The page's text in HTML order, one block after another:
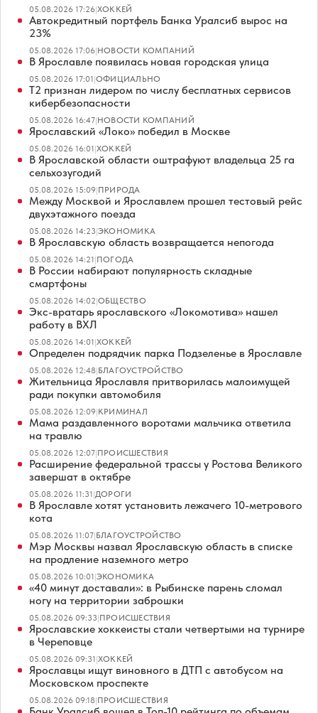
05.08.2026 17:26|ХОККЕЙ
Автокредитный портфель Банка Уралсиб вырос на
23%
05.08.2026 17:06|НОВОСТИ КОМПАНИЙ
В Ярославле появилась новая городская улица
05.08.2026 17:01|ОФИЦИАЛЬНО
Т2 признан лидером по числу бесплатных сервисов
кибербезопасности
05.08.2026 16:47|НОВОСТИ КОМПАНИЙ
Ярославский «Локо» победил в Москве
05.08.2026 16:01|ХОККЕЙ
В Ярославской области оштрафуют владельца 25 га
сельхозугодий
05.08.2026 15:09|ПРИРОДА
Между Москвой и Ярославлем прошел тестовый рейс
двухэтажного поезда
05.08.2026 14:23|ЭКОНОМИКА
В Ярославскую область возвращается непогода
05.08.2026 14:21|ПОГОДА
В России набирают популярность складные
смартфоны
05.08.2026 14:02|ОБЩЕСТВО
Экс-вратарь ярославского «Локомотива» нашел
работу в ВХЛ
05.08.2026 14:01|ХОККЕЙ
Определен подрядчик парка Подзеленье в Ярославле
05.08.2026 12:48|БЛАГОУСТРОЙСТВО
Жительница Ярославля притворилась малоимущей
ради покупки автомобиля
05.08.2026 12:09|КРИМИНАЛ
Мама раздавленного воротами мальчика ответила
на травлю
05.08.2026 12:07|ПРОИСШЕСТВИЯ
Расширение федеральной трассы у Ростова Великого
завершат в октябре
05.08.2026 11:31|ДОРОГИ
В Ярославле хотят установить лежачего 10-метрового
кота
05.08.2026 11:07|БЛАГОУСТРОЙСТВО
Мэр Москвы назвал Ярославскую область в списке
на продление наземного метро
05.08.2026 10:01|ЭКОНОМИКА
«40 минут доставали»: в Рыбинске парень сломал
ногу на территории заброшки
05.08.2026 09:33|ПРОИСШЕСТВИЯ
Ярославские хоккеисты стали четвертыми на турнире
в Череповце
05.08.2026 09:31|ХОККЕЙ
Ярославцы ищут виновного в ДТП с автобусом на
Московском проспекте
05.08.2026 09:18|ПРОИСШЕСТВИЯ